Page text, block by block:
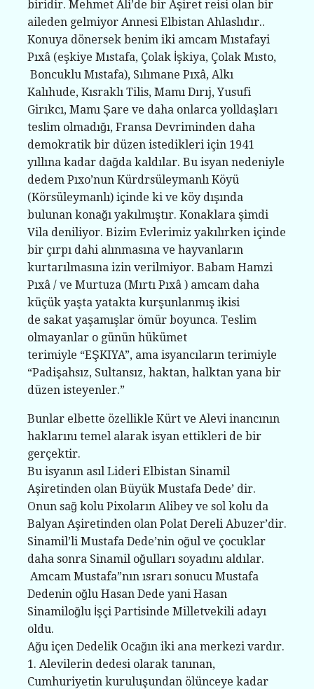
biridir. Mehmet Ali’de bir Aşiret reisi olan bir
aileden gelmiyor Annesi Elbistan Ahlaslıdır..
Konuya dönersek benim iki amcam Mıstafayi
Pıxâ (eşkiye Mıstafa, Çolak İşkiya, Çolak Mısto,
Boncuklu Mıstafa), Sılımane Pıxâ, Alkı
Kalıhude, Kısraklı Tilis, Mamı Dırıj, Yusufi
Girıkcı, Mamı Şare ve daha onlarca yolldaşları
teslim olmadığı, Fransa Devriminden daha
demokratik bir düzen istedikleri için 1941
yıllına kadar dağda kaldılar. Bu isyan nedeniyle
dedem Pıxo’nun Kürdrsüleymanlı Köyü
(Körsüleymanlı) içinde ki ve köy dışında
bulunan konağı yakılmıştır. Konaklara şimdi
Vila deniliyor. Bizim Evlerimiz yakılırken içinde
bir çırpı dahi alınmasına ve hayvanların
kurtarılmasına izin verilmiyor. Babam Hamzi
Pıxâ / ve Murtuza (Mırtı Pıxâ ) amcam daha
küçük yaşta yatakta kurşunlanmış ikisi
de sakat yaşamışlar ömür boyunca. Teslim
olmayanlar o günün hükümet
terimiyle “EŞKIYA”, ama isyancıların terimiyle
“Padişahsız, Sultansız, haktan, halktan yana bir
düzen isteyenler.”
Bunlar elbette özellikle Kürt ve Alevi inancının
haklarını temel alarak isyan ettikleri de bir
gerçektir.
Bu isyanın asıl Lideri Elbistan Sinamil
Aşiretinden olan Büyük Mustafa Dede’ dir.
Onun sağ kolu Pixoların Alibey ve sol kolu da
Balyan Aşiretinden olan Polat Dereli Abuzer’dir.
Sinamil’li Mustafa Dede’nin oğul ve çocuklar
daha sonra Sinamil oğulları soyadını aldılar.
Amcam Mustafa”nın ısrarı sonucu Mustafa
Dedenin oğlu Hasan Dede yani Hasan
Sinamiloğlu İşçi Partisinde Milletvekili adayı
oldu.
Ağu içen Dedelik Ocağın iki ana merkezi vardır.
1. Alevilerin dedesi olarak tanınan,
Cumhuriyetin kuruluşundan ölünceye kadar